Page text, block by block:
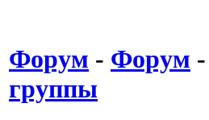
Форум - Форум -
группы